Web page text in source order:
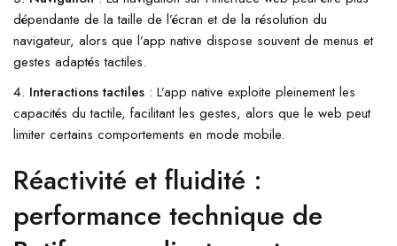
dépendante de la taille de l’écran et de la résolution du
navigateur, alors que l’app native dispose souvent de menus et
gestes adaptés tactiles.
Interactions tactiles : L’app native exploite pleinement les
capacités du tactile, facilitant les gestes, alors que le web peut
limiter certains comportements en mode mobile.
Réactivité et fluidité :
performance technique de